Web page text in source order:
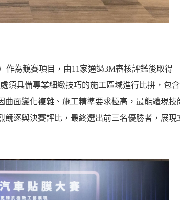
為競賽項目，由11家通過3M審核評鑑後取得
須具備專業細緻技巧的施工區域進行比拼，包
面變化複雜、施工精準要求極高，最能體現技
逐與決賽評比，最終選出前三名優勝者，展現